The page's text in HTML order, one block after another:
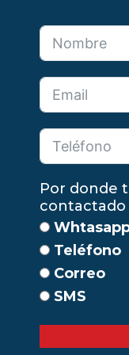
Por donde
contactado
Teléfono
Correo
SMS